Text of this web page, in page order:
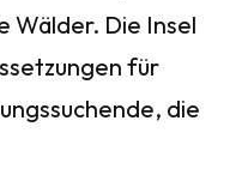
Wälder. Die Insel
für
die